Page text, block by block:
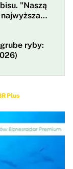
"Naszą
ryby:
Plus